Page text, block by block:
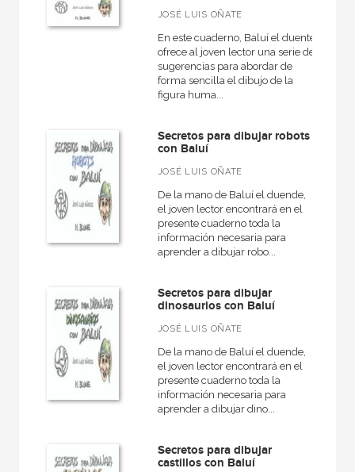
JOSÉ LUIS OÑATE
En este cuaderno, Baluí el duente
ofrece al joven lector una serie de
sugerencias para abordar de
forma sencilla el dibujo de la
figura huma...
Secretos para dibujar robots
con Baluí
JOSÉ LUIS OÑATE
De la mano de Baluí el duende,
el joven lector encontrará en el
presente cuaderno toda la
información necesaria para
aprender a dibujar robo...
Secretos para dibujar
dinosaurios con Baluí
JOSÉ LUIS OÑATE
De la mano de Baluí el duende,
el joven lector encontrará en el
presente cuaderno toda la
información necesaria para
aprender a dibujar dino...
Secretos para dibujar
castillos con Baluí